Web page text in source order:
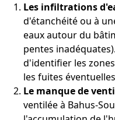
Les infiltrations
d'étanchéité ou à
eaux autour du
pentes
d'identifier les
les fuites
Le manque de
ventilée à Bahus-